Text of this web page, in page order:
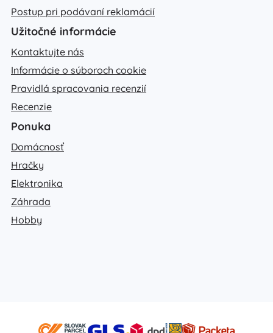
Postup pri podávaní reklamácií
Užitočné informácie
Kontaktujte nás
Informácie o súboroch cookie
Pravidlá spracovania recenzií
Recenzie
Ponuka
Domácnosť
Hračky
Elektronika
Záhrada
Hobby